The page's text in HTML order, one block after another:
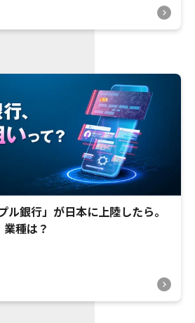
ル銀行」が日本に上陸したら。
種は？